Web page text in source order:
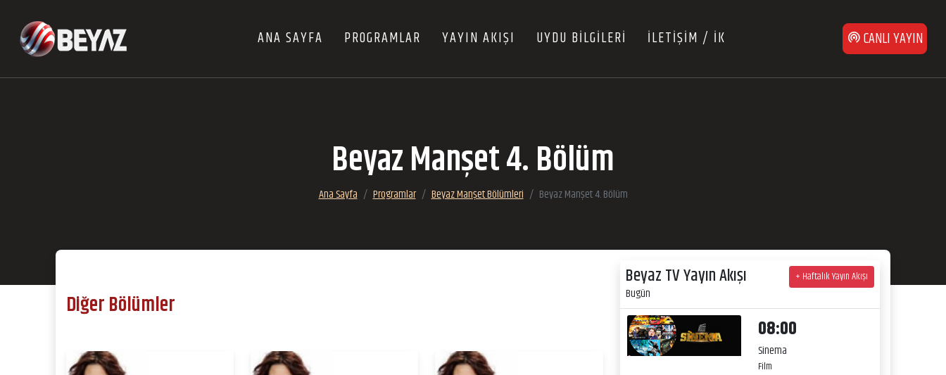
ANA SAYFA PROGRAMLAR YAYIN AKIŞI UYDU BİLGİLERİ İLETİŞİM / İK CANLI YAYIN
Beyaz Manşet 4. Bölüm
Ana Sayfa Programlar Beyaz Manşet Bölümleri Beyaz Manşet 4. Bölüm
Diğer Bölümler
Beyaz TV Yayın Akışı
Bugün
+ Haftalık Yayın Akışı
08:00
Sinema
Film